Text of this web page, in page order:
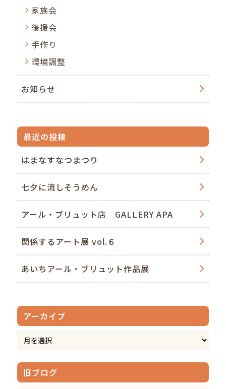
家族会
後援会
手作り
環境調整
お知らせ
最近の投稿
はまなすなつまつり
七夕に流しそうめん
アール・ブリュット店 GALLERY APA
関係するアート展 vol.６
あいちアール・ブリュット作品展
アーカイブ
旧ブログ